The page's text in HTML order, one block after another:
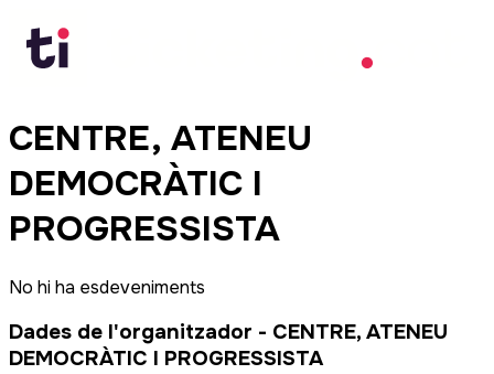
CENTRE, ATENEU
DEMOCRÀTIC I
PROGRESSISTA
No hi ha esdeveniments
Dades de l'organitzador - CENTRE, ATENEU
DEMOCRÀTIC I PROGRESSISTA